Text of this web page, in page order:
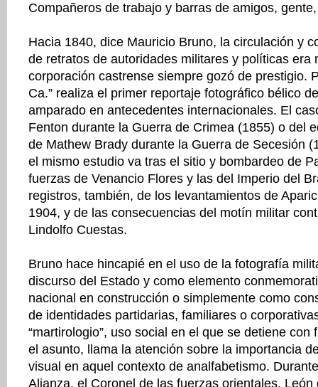
Compañeros de trabajo y barras de amigos,
Hacia 1840, dice Mauricio Bruno, la circulación y
de retratos de autoridades militares y políticas era
corporación castrense siempre gozó de prestigio.
Ca.” realiza el primer reportaje fotográfico bélico
amparado en antecedentes internacionales. El
Fenton durante la Guerra de Crimea (1855) o del
de Mathew Brady durante la Guerra de Secesión
el mismo estudio va tras el sitio y bombardeo de
fuerzas de Venancio Flores y las del Imperio del
registros, también, de los levantamientos de
1904, y de las consecuencias del motín militar
Lindolfo Cuestas.
Bruno hace hincapié en el uso de la fotografía
discurso del Estado y como elemento
nacional en construcción o simplemente como
de identidades partidarias, familiares o
“martirologio”, uso social en el que se detiene con
el asunto, llama la atención sobre la importancia
visual en aquel contexto de analfabetismo.
Alianza, el Coronel de las fuerzas orientales,